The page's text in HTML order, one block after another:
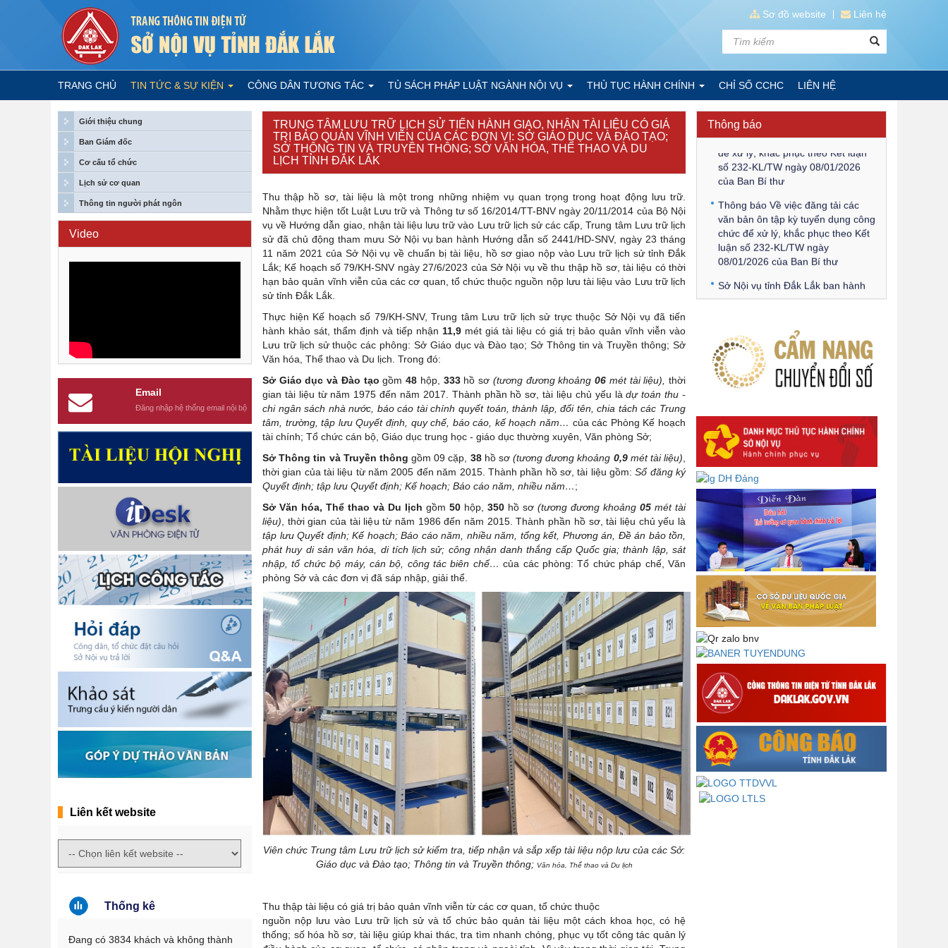
Liên hệ
Sơ đồ website
TRANG CHỦ TIN TỨC & SỰ KIỆN CÔNG DÂN TƯƠNG TÁC TỦ SÁCH PHÁP LUẬT NGÀNH NỘI VỤ THỦ TỤC HÀNH CHÍNH CHỈ SỐ CCHC LIÊN HỆ
Giới thiệu chung
Ban Giám đốc
Cơ cấu tổ chức
Lịch sử cơ quan
Thông tin người phát ngôn
Video
Email
Đăng nhập hệ thống email nội bộ
Liên kết website
Thống kê
Đang có 3834 khách và không thành
TRUNG TÂM LƯU TRỮ LỊCH SỬ TIẾN HÀNH GIAO, NHẬN TÀI LIỆU CÓ GIÁ
TRỊ BẢO QUẢN VĨNH VIỄN CỦA CÁC ĐƠN VỊ: SỞ GIÁO DỤC VÀ ĐÀO TẠO;
SỞ THÔNG TIN VÀ TRUYỀN THÔNG; SỞ VĂN HÓA, THỂ THAO VÀ DU
LỊCH TỈNH ĐẮK LẮK
Thu thập hồ sơ, tài liệu là một trong những nhiệm vụ quan trọng trong hoạt động lưu trữ.
Nhằm thực hiện tốt Luật Lưu trữ và Thông tư số 16/2014/TT-BNV ngày 20/11/2014 của Bộ Nội
vụ về Hướng dẫn giao, nhận tài liệu lưu trữ vào Lưu trữ lịch sử các cấp, Trung tâm Lưu trữ lịch
sử đã chủ động tham mưu Sở Nội vụ ban hành Hướng dẫn số 2441/HD-SNV, ngày 23 tháng
11 năm 2021 của Sở Nội vụ về chuẩn bị tài liệu, hồ sơ giao nộp vào Lưu trữ lịch sử tỉnh Đắk
Lắk; Kế hoạch số 79/KH-SNV ngày 27/6/2023 của Sở Nội vụ về thu thập hồ sơ, tài liệu có thời
hạn bảo quản vĩnh viễn của các cơ quan, tổ chức thuộc nguồn nộp lưu tài liệu vào Lưu trữ lịch
sử tỉnh Đắk Lắk.
Thực hiện Kế hoạch số 79/KH-SNV, Trung tâm Lưu trữ lịch sử trực thuộc Sở Nội vụ đã tiến
hành khảo sát, thẩm định và tiếp nhận 11,9 mét giá tài liệu có giá trị bảo quản vĩnh viễn vào
Lưu trữ lịch sử thuộc các phông: Sở Giáo dục và Đào tạo; Sở Thông tin và Truyền thông; Sở
Văn hóa, Thể thao và Du lịch. Trong đó:
Sở Giáo dục và Đào tạo gồm48 hộp, 333hồ sơ (tương đương khoảng06 mét tài liệu),
thời
gian tài liệu từ năm 1975 đến năm 2017. Thành phần hồ sơ, tài liệu chủ yếu làdự toán thu -
chi ngân sách nhà nước, báo cáo tài chính quyết toán , thành lập, đổi tên, chia tách các Trung
tâm, trường, tập lưu Quyết định, quy chế, báo cáo, kế hoạch năm… của các Phòng Kế hoạch
tài chính; Tổ chức cán bộ, Giáo dục trung học - giáo dục thường xuyên, Văn phòng Sở;
Sở Thông tin và Truyền thông gồm 09 cặp, 38hồ sơ (tương đương khoảng 0,9 mét tài liệu)
thời gian của tài liệu từ năm 2005 đến năm 2015. Thành phần hồ sơ, tài liệu gồm:Sổ đăng ký
Quyết định; tập lưu Quyết định; Kế hoạch; Báo cáo năm, nhiều năm…;
Sở Văn hóa, Thể thao và Du lịch gồm 50 hộp, 350 hồ sơ (tương đương khoảng 05 mét tài
liệu) , thời gian của tài liệu từ năm 1986 đến năm 2015. Thành phần hồ sơ, tài liệu chủ yếu là
tập lưu Quyết định; Kế hoạch; Báo cáo năm, nhiều năm, tổng kết, Phương án, Đề án bảo tồn,
phát huy di sản văn hóa, di tích lịch sử; công nhận danh thắng cấp Quốc gia; thành lập, sát
nhập, tổ chức bộ máy, cán bộ, công tác biên chế… của các phòng: Tổ chức pháp chế, Văn
phòng Sở và các đơn vị đã sáp nhập, giải thể.
Viên chức Trung tâm Lưu trữ lịch sử kiểm tra, tiếp nhận và sắp xếp tài liệu nộp lưu của các Sở:
Giáo dục và Đào tạo; Thông tin và Truyền thông; Văn hóa, Thể thao và Du lịch
Thu thập tài liệu có giá trị bảo quản vĩnh viễn từ các cơ quan, tổ chức thuộc
nguồn nộp lưu vào Lưu trữ lịch sử và tổ chức bảo quản tài liệu một cách khoa học, có hệ
thống; số hóa hồ sơ, tài liệu giúp khai thác, tra tìm nhanh chóng, phục vụ tốt công tác quản lý
Thông báo
Kế hoạch Kiểm tra, sát hạch để
tiếp nhận vào làm công chức tỉnh
Thông báo Về việc triệu tập thí
sinh tham gia thi tuyển công chức
số 232-KL/TW ngày 08/01/2026
của Ban Bí thư
Thông báo Về việc đăng tải các
văn bản ôn tập kỳ tuyển dụng công
chức để xử lý, khắc phục theo Kết
luận số 232-KL/TW ngày
08/01/2026 của Ban Bí thư
Sở Nội vụ tỉnh Đắk Lắk ban hành
của Ban Bí thư
Lấy ý kiến góp ý dự thảo Tờ trình
và Quyết định Phân cấp thực hiện
hỗ trợ người lao động đi làm việc ở
lao động có nơi ở hiện tại tại địa
phương
Về việc lấy ý kiến góp ý Dự thảo
Quyết định phân cấp thực hiện quy
định về người lao động nước ngoài
làm việc trên địa bàn tỉnh Đắk Lắk
theo trình tự, thủ tục rút gọn trong
xây dựng, ban hành văn bản quy
phạm pháp luật
Góp ý dự thảo Thông tư quy định
nghiệp vụ lưu trữ tài liệu lưu trữ số:
DANH SÁCH HỒ SƠ CÁN BỘ ĐI B
TỈNH ĐĂK LẮK -
Lấy ý kiến dự thảo Quyết định quy
phạm pháp luật quy định về thành
chức phối hợp liên ngành
Thông báo về việc tải biểu mẫu
báo cáo kết quả 06 năm thực hiện
Nghị quyết số 18-NQ/TW và Nghị
quyết số 19-NQ/TW
Thư chúc mừng của Bộ trưởng Bộ
Nội vụ nhân dịp kỷ niệm 78 năm
Ngày thành lập Bộ Nội vụ, Ngày